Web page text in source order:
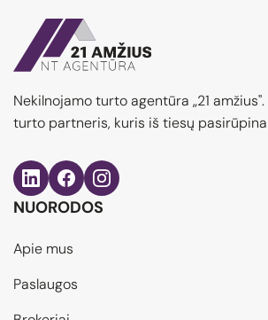
Nekilnojamo turto agentūra „21
turto partneris, kuris iš tiesų pasirūpina
NUORODOS
Apie mus
Paslaugos